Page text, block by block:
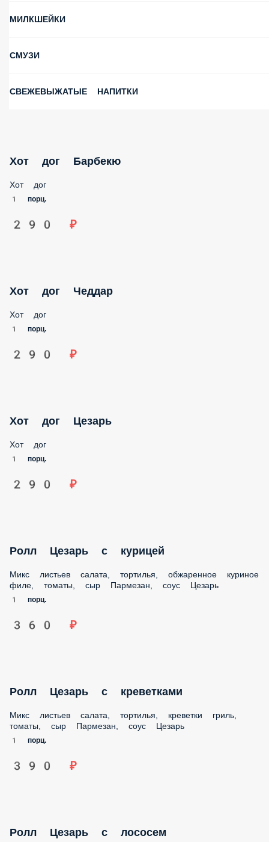
МИЛКШЕЙКИ
СМУЗИ
СВЕЖЕВЫЖАТЫЕ НАПИТКИ
Хот дог Барбекю
Хот дог
1 порц.
290 ₽
Хот дог Чеддар
Хот дог
1 порц.
290 ₽
Хот дог Цезарь
Хот дог
1 порц.
290 ₽
Ролл Цезарь с курицей
Микс листьев салата, тортилья, обжаренное куриное
филе, томаты, сыр Пармезан, соус Цезарь
1 порц.
360 ₽
Ролл Цезарь с креветками
Микс листьев салата, тортилья, креветки гриль,
томаты, сыр Пармезан, соус Цезарь
1 порц.
390 ₽
Ролл Цезарь с лососем